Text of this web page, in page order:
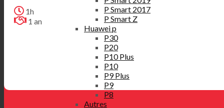
P Smart 2017
P Smart Z
Huawei p
P30
P20
P10 Plus
P10
P9 Plus
P9
P8
Autres
1h
1 an